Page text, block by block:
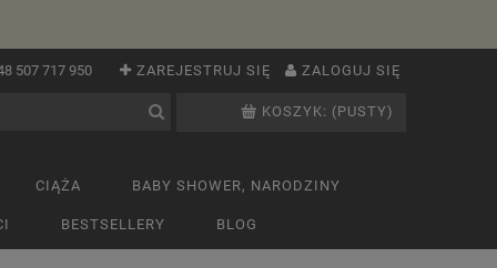
ZAREJESTRUJ SIĘ ZALOGUJ SIĘ
507 717 950
KOSZYK: (PUSTY)
CIĄŻA BABY SHOWER, NARODZINY
BESTSELLERY BLOG